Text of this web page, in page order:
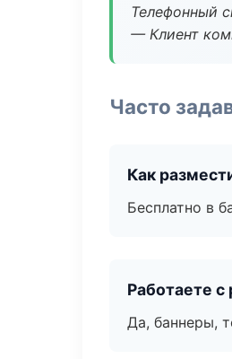
Телефонный
— Клиент
Часто
Как
Бесплатно в
Работаете с
Да, баннеры,